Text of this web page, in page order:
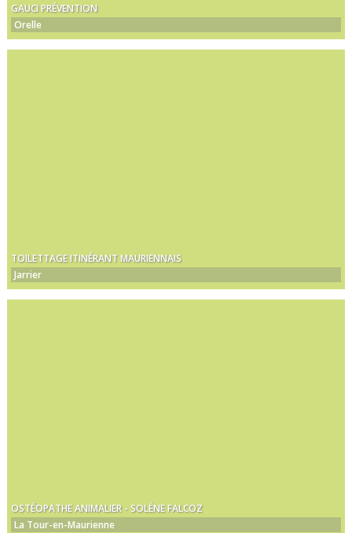
GAUCI PRÉVENTION
Orelle
TOILETTAGE ITINÉRANT MAURIENNAIS
Jarrier
OSTÉOPATHE ANIMALIER - SOLÈNE FALCOZ
La Tour-en-Maurienne